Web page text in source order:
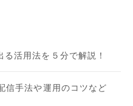
活用法を５分で解説！
信手法や運用のコツなど